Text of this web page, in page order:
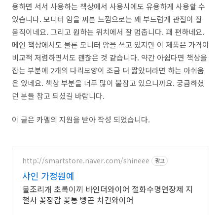
용하면 서서 사용하는 책상에서 사용시에도 유용하게 사용할 수
있습니다. 모니터 암을 써본 느낌으로는 꽤 부드럽게 관절이 잘
움직이네요. 그리고 원하는 위치에서 잘 멈춥니다. 꽤 편하네요.
메인 책상에서도 물론 모니터 암을 쓰고 있지만 이 제품은 가격이
비교적 저렴하면서도 괜찮은 것 같습니다. 약간 아쉽다면 책상을
잡는 부분에 2개의 다리모양이 조금 더 짧았더라면 하는 아쉬움
은 있네요. 책상 부분을 너무 많이 붙잡고 있으니까요. 궁금하셨
던 분들 참고 되셨길 바랍니다.
이 글은 카멜의 지원을 받아 작성 되었습니다.
http://smartstore.naver.com/shineee 광고
샤인 가정원예
물조리개 초록이끼 바인더와이어 절화수명연장제 지
철사 꽃장갑 꽃통 빵끈 치킨와이어